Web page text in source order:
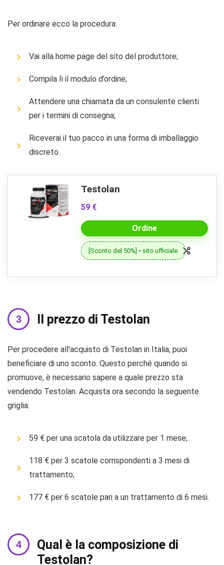
Per ordinare ecco la procedura:
Vai alla home page del sito del produttore;
Compila lì il modulo d’ordine;
Attendere una chiamata da un consulente clienti
per i termini di consegna;
Riceverai il tuo pacco in una forma di imballaggio
discreto.
Testolan
59 €
Ordine
[Sconto del 50%] • sito ufficiale
Il prezzo di Testolan
Per procedere all’acquisto di Testolan in Italia, puoi
beneficiare di uno sconto. Questo perché quando si
promuove, è necessario sapere a quale prezzo sta
vendendo Testolan. Acquista ora secondo la seguente
griglia:
59 € per una scatola da utilizzare per 1 mese;
118 € per 3 scatole corrispondenti a 3 mesi di
trattamento;
177 € per 6 scatole pari a un trattamento di 6 mesi.
Qual è la composizione di
Testolan?